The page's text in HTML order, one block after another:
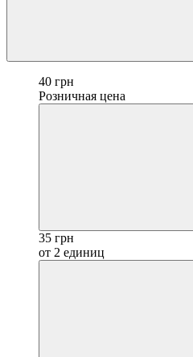
40 грн
Розничная цена
35 грн
от 2 единиц